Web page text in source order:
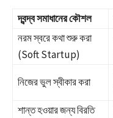
দ্বন্দ্ব সমাধানের কৌশল
নরম স্বরে কথা শুরু করা
(Soft Startup)
নিজের ভুল স্বীকার করা
শান্ত হওয়ার জন্য বিরতি